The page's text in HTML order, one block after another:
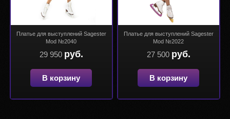
Платье для выступлений Sagester
Mod №2040
29 950 руб.
В корзину
Платье для выступлений Sagester
Mod №2022
27 500 руб.
В корзину